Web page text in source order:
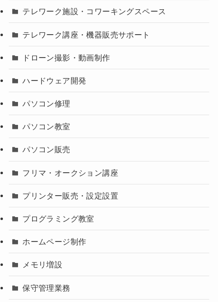
テレワーク施設・コワーキングスペース
テレワーク講座・機器販売サポート
ドローン撮影・動画制作
ハードウェア開発
パソコン修理
パソコン教室
パソコン販売
フリマ・オークション講座
プリンター販売・設定設置
プログラミング教室
ホームページ制作
メモリ増設
保守管理業務